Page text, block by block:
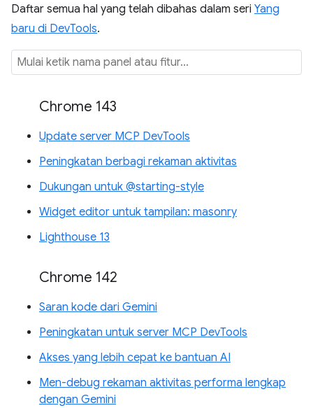
Daftar semua hal yang telah dibahas dalam seri Yang
baru di DevTools.
Chrome 143
Update server MCP DevTools
Peningkatan berbagi rekaman aktivitas
Dukungan untuk @starting-style
Widget editor untuk tampilan: masonry
Lighthouse 13
Chrome 142
Saran kode dari Gemini
Peningkatan untuk server MCP DevTools
Akses yang lebih cepat ke bantuan AI
Men-debug rekaman aktivitas performa lengkap
dengan Gemini